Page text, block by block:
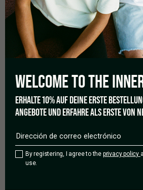
0,0
5 estrellas
3 estrellas
2 estrellas
1 estrella
WELCOME TO THE
ERHALTE 10% AUF DEINE ERSTE
ANGEBOTE UND ERFAHRE ALS ERSTE VON
By registering, I agree to the privacy policy
use.